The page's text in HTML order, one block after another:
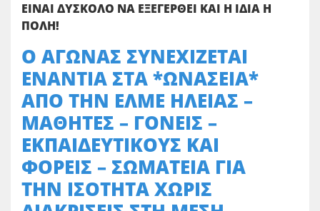
ΕΙΝΑΙ ΔΥΣΚΟΛΟ ΝΑ ΕΞΕΓΕΡΘΕΙ ΚΑΙ Η ΙΔΙΑ Η
ΠΟΛΗ!
Ο ΑΓΩΝΑΣ ΣΥΝΕΧΙΖΕΤΑΙ
ΕΝΑΝΤΙΑ ΣΤΑ *ΩΝΑΣΕΙΑ*
ΑΠΟ ΤΗΝ ΕΛΜΕ ΗΛΕΙΑΣ –
ΜΑΘΗΤΕΣ – ΓΟΝΕΙΣ –
ΕΚΠΑΙΔΕΥΤΙΚΟΥΣ ΚΑΙ
ΦΟΡΕΙΣ – ΣΩΜΑΤΕΙΑ ΓΙΑ
ΤΗΝ ΙΣΟΤΗΤΑ ΧΩΡΙΣ